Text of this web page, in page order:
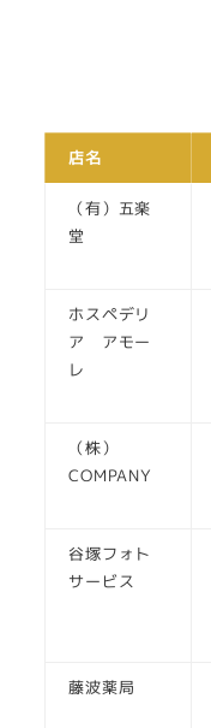
店名
（有）五楽
堂
ホスペデリ
ア アモー
レ
（株）
COMPANY
谷塚フォト
サービス
藤波薬局